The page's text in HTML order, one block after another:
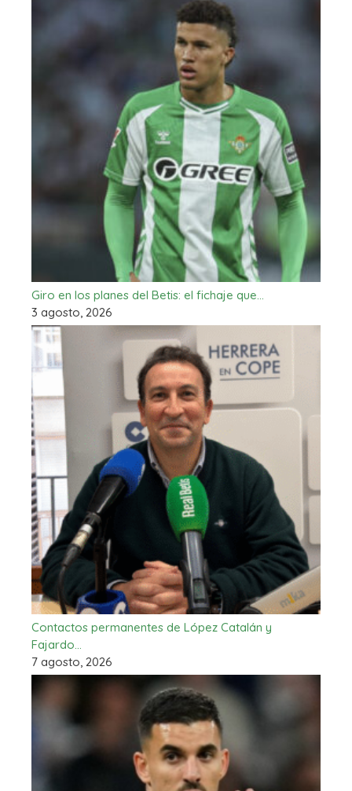
Giro en los planes del Betis: el fichaje que…
3 agosto, 2026
Contactos permanentes de López Catalán y
Fajardo…
7 agosto, 2026